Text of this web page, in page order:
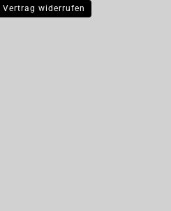
Vertrag widerrufen